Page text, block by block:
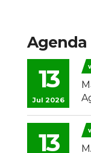
Agenda
13
Jul 2026
13